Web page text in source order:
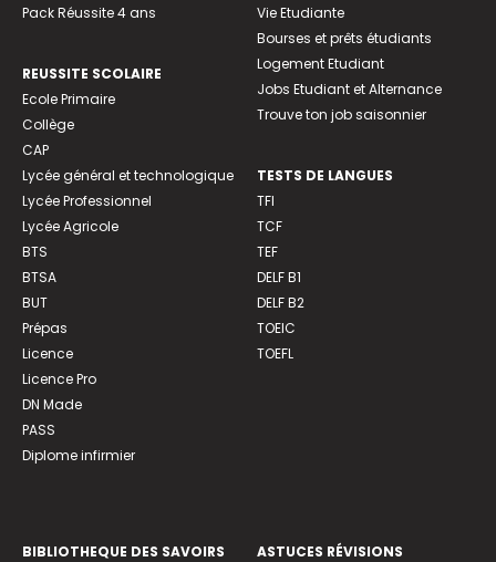
Pack Réussite 4 ans
REUSSITE SCOLAIRE
Ecole Primaire
Collège
CAP
Lycée général et technologique
Lycée Professionnel
Lycée Agricole
BTS
BTSA
BUT
Prépas
Licence
Licence Pro
DN Made
PASS
Diplome infirmier
Vie Etudiante
Bourses et prêts étudiants
Logement Etudiant
Jobs Etudiant et Alternance
Trouve ton job saisonnier
TESTS DE LANGUES
TFI
TCF
TEF
DELF B1
DELF B2
TOEIC
TOEFL
BIBLIOTHEQUE DES SAVOIRS
ASTUCES RÉVISIONS